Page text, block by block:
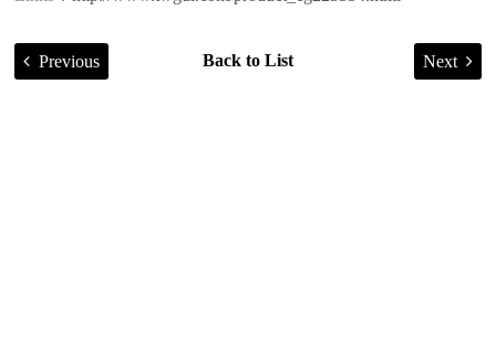
Previous Back to List Next